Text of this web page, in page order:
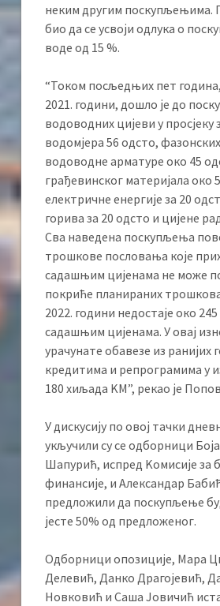
неким другим поскупљењима.
био да се усвоји одлука о
воде од 15 %.
“Током посљедњих пет
2021. години, дошло је до
водоводних цијеви у просјеку
водомјера 56 одсто,
водоводне арматуре око 45
грађевинског материјала око
електричне енергије за 20
горива за 20 одсто и цијене
Сва наведена поскупљења
трошкове пословања које
садашњим цијенама не може
покриће планираних
2022. години недостаје око
садашњим цијенама. У овај
урачунате обавезе из ранијих
кредитима и репрограмима у
180 хиљада KМ”, рекао је
У дискусију по овој тачки
укључили су се одборници
Шапурић, испред Kомисије за
финансије, и Александар
предложили да поскупљење
јесте 50% од предложеног.
Одборници опозиције, Мара
Делевић, Данко Драгојевић,
Новковић и Саша Јовичић